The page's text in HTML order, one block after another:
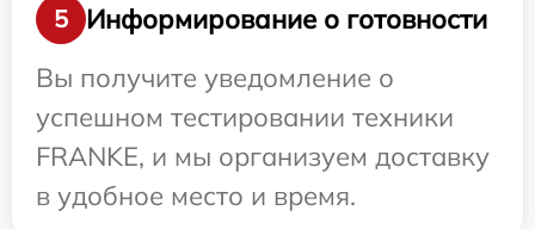
5
Информирование о готовности
Вы получите уведомление о
успешном тестировании техники
FRANKE, и мы организуем доставку
в удобное место и время.